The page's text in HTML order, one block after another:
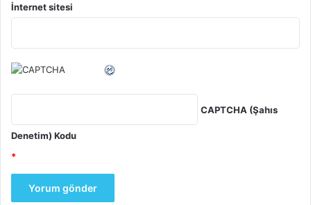
İnternet sitesi
CAPTCHA (Şahıs
Denetim) Kodu
*